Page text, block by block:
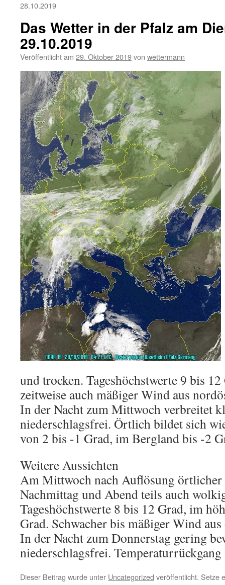
28.10.2019
Das Wetter in der Pfalz am
29.10.2019
Veröffentlicht am 29. Oktober 2019von wettermann
und trocken. Tageshöchstwerte 9 bis
zeitweise auch mäßiger Wind aus
In der Nacht zum Mittwoch verbreitet
niederschlagsfrei. Örtlich bildet sich
von 2 bis -1 Grad, im Bergland bis -2
Weitere Aussichten
Am Mittwoch nach Auflösung örtlicher
Nachmittag und Abend teils auch
Tageshöchstwerte 8 bis 12 Grad, im
Grad. Schwacher bis mäßiger Wind
In der Nacht zum Donnerstag gering
niederschlagsfrei.
Dieser Beitrag wurde unter Uncategorized veröffentlicht. Setze